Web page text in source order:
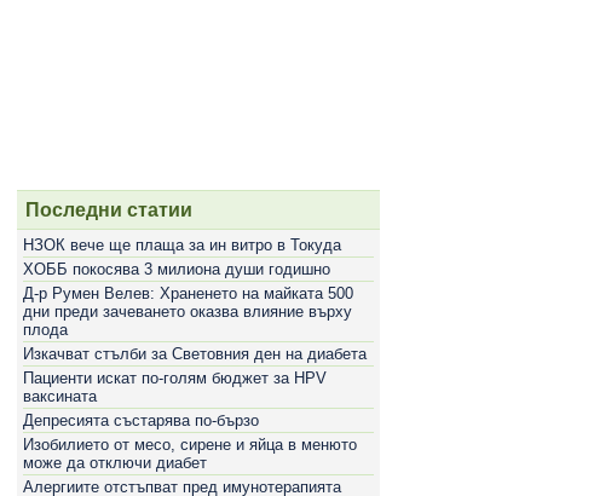
Последни статии
НЗОК вече ще плаща за ин витро в Токуда
ХОББ покосява 3 милиона души годишно
Д-р Румен Велев: Храненето на майката 500
дни преди зачеването оказва влияние върху
плода
Изкачват стълби за Световния ден на диабета
Пациенти искат по-голям бюджет за HPV
ваксината
Депресията състарява по-бързо
Изобилието от месо, сирене и яйца в менюто
може да отключи диабет
Алергиите отстъпват пред имунотерапията